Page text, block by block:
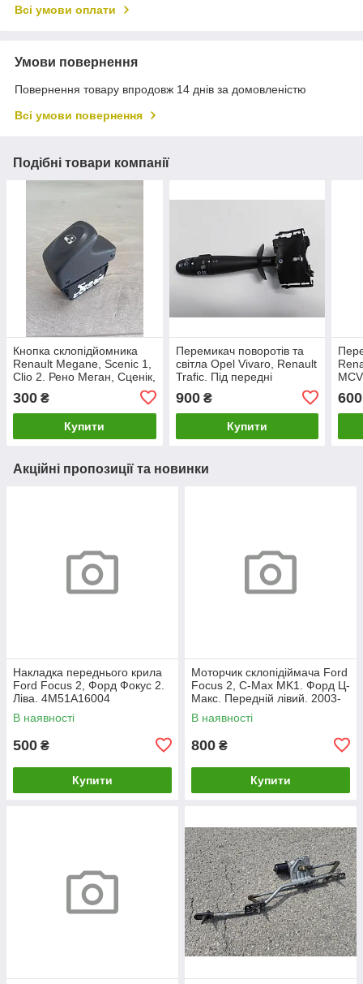
Всі умови оплати
Умови повернення
Повернення товару впродовж 14 днів за домовленістю
Всі умови повернення
Подібні товари компанії
Кнопка склопідйомника
Renault Megane, Scenic 1,
Clio 2. Рено Меган, Сценік,
300 ₴
Купити
Перемикач поворотів та
світла Opel Vivaro, Renault
Trafic. Під передні
7701048912
900₴
Купити
600
Акційні пропозиції та новинки
Накладка переднього крила
Ford Focus 2, Форд Фокус 2.
Ліва. 4M51A16004
В наявності
500 ₴
Купити
Моторчик склопідіймача Ford
Focus 2, C-Max MK1. Форд Ц-
Макс. Передній лівий. 2003-
2007. 981405110.
В наявності
800 ₴
Купити